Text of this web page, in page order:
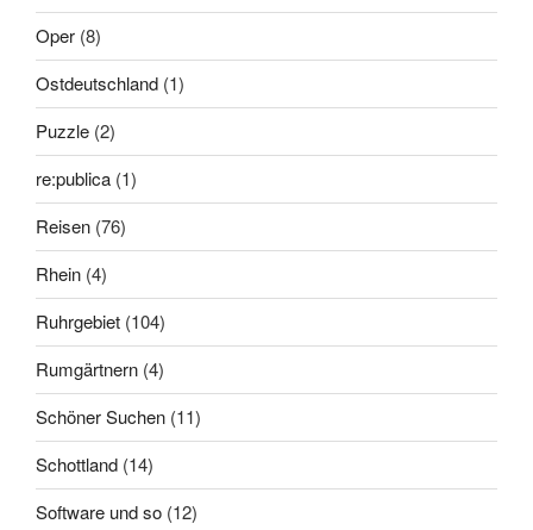
Oper (8)
Ostdeutschland (1)
Puzzle (2)
re:publica (1)
Reisen (76)
Rhein (4)
Ruhrgebiet (104)
Rumgärtnern (4)
Schöner Suchen (11)
Schottland (14)
Software und so (12)